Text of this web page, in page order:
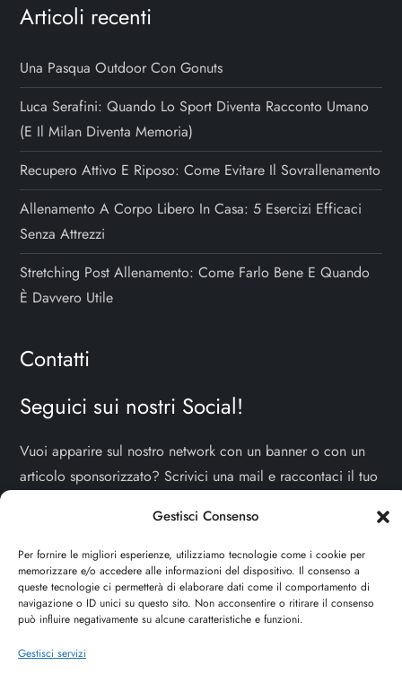
Gestisci Consenso
Per fornire le migliori esperienze, utilizziamo tecnologie come i cookie per
memorizzare e/o accedere alle informazioni del dispositivo. Il consenso a
queste tecnologie ci permetterà di elaborare dati come il comportamento di
navigazione o ID unici su questo sito. Non acconsentire o ritirare il consenso
può influire negativamente su alcune caratteristiche e funzioni.
Gestisci servizi
t
i
c
o
l
i
Articoli recenti
Una Pasqua Outdoor Con Gonuts
Luca Serafini: Quando Lo Sport Diventa Racconto Umano
(e Il Milan Diventa Memoria)
Recupero Attivo E Riposo: Come Evitare Il Sovrallenamento
Allenamento A Corpo Libero In Casa: 5 Esercizi Efficaci
Senza Attrezzi
Stretching Post Allenamento: Come Farlo Bene E Quando
È Davvero Utile
Contatti
Seguici sui nostri Social!
Vuoi apparire sul nostro network con un banner o con un
articolo sponsorizzato? Scrivici una mail e raccontaci il tuo
info e contatti: staff@dojoblog.it
dojouomo.it è un progetto facente parte del network
dojoblog.it di proprietà dellaReadMore ADVcon sede
IT13402731007